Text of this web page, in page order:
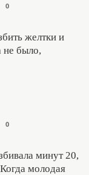
0
желтки и
не было,
0
минут 20,
молодая